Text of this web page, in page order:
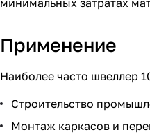
минимальных затратах
Применение
Наиболее часто швеллер
Строительство
Монтаж каркасов и